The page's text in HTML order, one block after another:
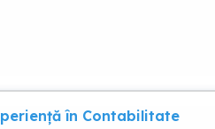
în Contabilitate